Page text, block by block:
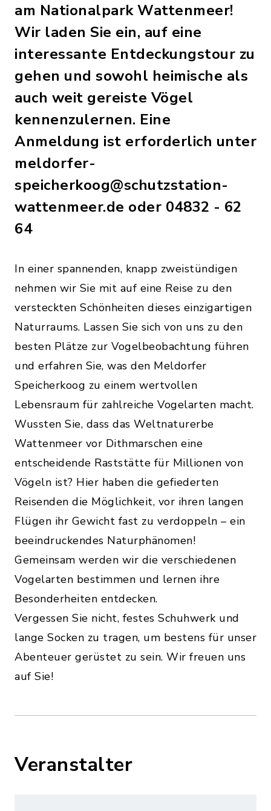
am Nationalpark Wattenmeer!
Wir laden Sie ein, auf eine
interessante Entdeckungstour zu
gehen und sowohl heimische als
auch weit gereiste Vögel
kennenzulernen. Eine
Anmeldung ist erforderlich unter
meldorfer-
speicherkoog@schutzstation-
wattenmeer.de oder 04832 - 62
64
In einer spannenden, knapp zweistündigen
nehmen wir Sie mit auf eine Reise zu den
versteckten Schönheiten dieses einzigartigen
Naturraums. Lassen Sie sich von uns zu den
besten Plätze zur Vogelbeobachtung führen
und erfahren Sie, was den Meldorfer
Speicherkoog zu einem wertvollen
Lebensraum für zahlreiche Vogelarten macht.
Wussten Sie, dass das Weltnaturerbe
Wattenmeer vor Dithmarschen eine
entscheidende Raststätte für Millionen von
Vögeln ist? Hier haben die gefiederten
Reisenden die Möglichkeit, vor ihren langen
Flügen ihr Gewicht fast zu verdoppeln – ein
beeindruckendes Naturphänomen!
Gemeinsam werden wir die verschiedenen
Vogelarten bestimmen und lernen ihre
Besonderheiten entdecken.
Vergessen Sie nicht, festes Schuhwerk und
lange Socken zu tragen, um bestens für unser
Abenteuer gerüstet zu sein. Wir freuen uns
auf Sie!
Veranstalter